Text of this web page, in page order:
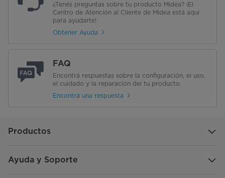
¿Tenés preguntas sobre tu producto Midea? ¡El
Centro de Atención al Cliente de Midea está aquí
para ayudarte!
Obtener Ayuda
FAQ
Encontrá respuestas sobre la configuración, el uso,
el cuidado y la reparación del tu producto.
Encontrá una respuesta
Productos
Ayuda y Soporte